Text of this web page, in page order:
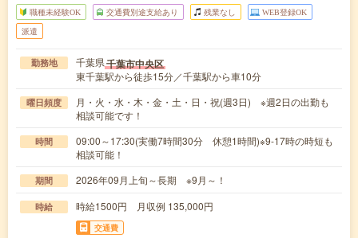
職種未経験OK 交通費別途支給あり 残業なし WEB登録OK
派遣
勤務地 千葉県千葉市中央区
東千葉駅から徒歩15分／千葉駅から車10分
曜日頻度
月・火・水・木・金・土・日・祝(週3日) ※週2日の出勤も
相談可能です！
時間
09:00～17:30(実働7時間30分 休憩1時間)※9-17時の時短も
相談可能！
期間 2026年09月上旬～長期 ※9月～！
時給 時給1500円 月収例 135,000円
交通費